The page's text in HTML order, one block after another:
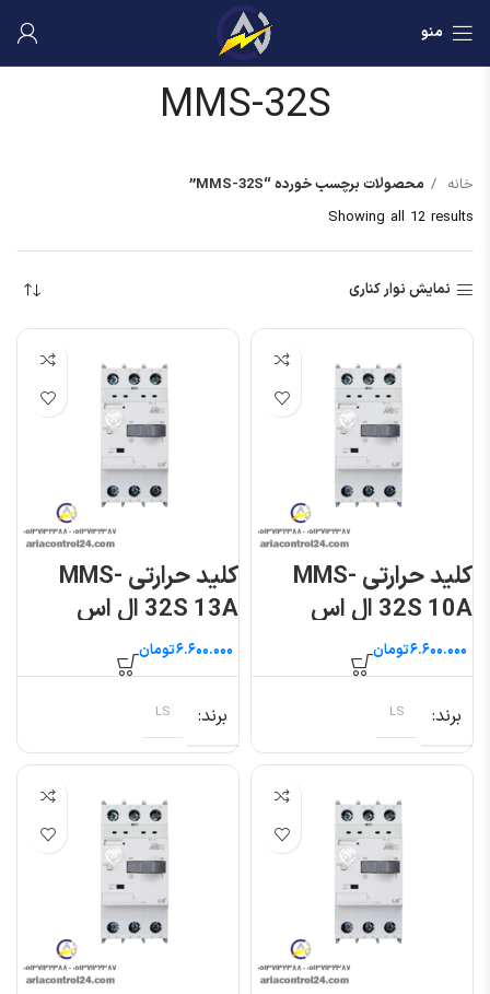
منو
MMS-32S
خانه
محصولات برچسب خورده “MMS-32S”
Showing all 12 results
نمایش نوار کناری
کلید حرارتی MMS-
32S 10A ال اس
تومان
برند LS
کلید حرارتی MMS-
32S 13A ال اس
تومان
برند LS